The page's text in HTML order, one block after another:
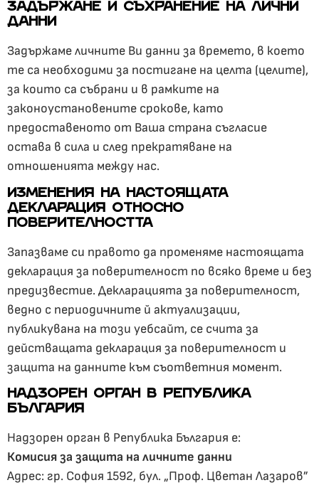
ЗАДЪРЖАНЕ И СЪХРАНЕНИЕ НА ЛИЧНИ
ДАННИ
Задържаме личните Ви данни за времето, в което
те са необходими за постигане на целта (целите),
за които са събрани и в рамките на
законоустановените срокове, като
предоставеното от Ваша страна съгласие
остава в сила и след прекратяване на
отношенията между нас.
ИЗМЕНЕНИЯ НА НАСТОЯЩАТА
ДЕКЛАРАЦИЯ ОТНОСНО
ПОВЕРИТЕЛНОСТТА
Запазваме си правото да променяме настоящата
декларация за поверителност по всяко време и без
предизвестие. Декларацията за поверителност,
ведно с периодичните й актуализации,
публикувана на този уебсайт, се счита за
действащата декларация за поверителност и
защита на данните към съответния момент.
НАДЗОРЕН ОРГАН В РЕПУБЛИКА
БЪЛГАРИЯ
Надзорен орган в Република България е:
Комисия за защита на личните данни
Адрес: гр. София 1592, бул. „Проф. Цветан Лазаров”